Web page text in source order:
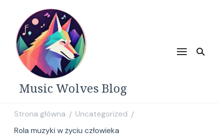
Music Wolves Blog
Strona główna / Uncategorized /
Rola muzyki w życiu człowieka